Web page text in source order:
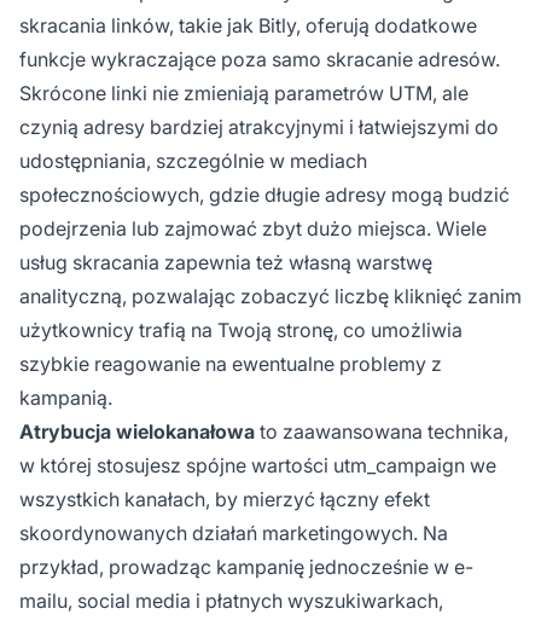
skracania linków, takie jak Bitly, oferują dodatkowe
funkcje wykraczające poza samo skracanie adresów.
Skrócone linki nie zmieniają parametrów UTM, ale
czynią adresy bardziej atrakcyjnymi i łatwiejszymi do
udostępniania, szczególnie w mediach
społecznościowych, gdzie długie adresy mogą budzić
podejrzenia lub zajmować zbyt dużo miejsca. Wiele
usług skracania zapewnia też własną warstwę
analityczną, pozwalając zobaczyć liczbę kliknięć zanim
użytkownicy trafią na Twoją stronę, co umożliwia
szybkie reagowanie na ewentualne problemy z
kampanią.
Atrybucja wielokanałowa to zaawansowana technika,
w której stosujesz spójne wartości utm_campaign we
wszystkich kanałach, by mierzyć łączny efekt
skoordynowanych działań marketingowych. Na
przykład, prowadząc kampanię jednocześnie w e-
mailu, social media i płatnych wyszukiwarkach,